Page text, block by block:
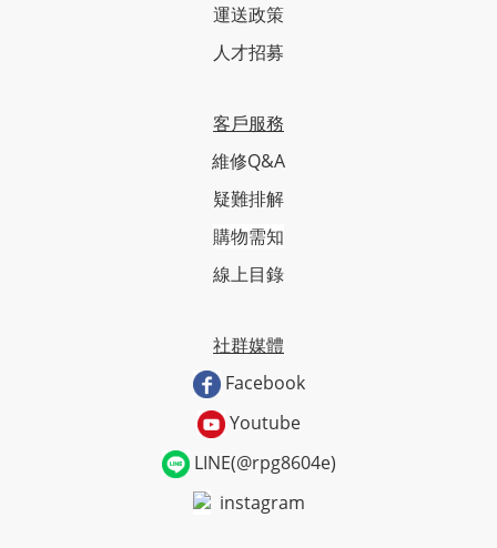
運送政策
人才招募
客戶服務
維修Q&A
疑難排解
購物需知
線上目錄
社群媒體
Facebook
Youtube
LINE(@rpg8604e)
instagram